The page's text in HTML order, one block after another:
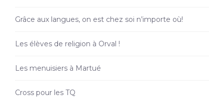
Grâce aux langues, on est chez soi n’importe où!
Les élèves de religion à Orval !
Les menuisiers à Martué
Cross pour les TQ